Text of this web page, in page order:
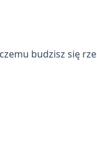
budzisz się